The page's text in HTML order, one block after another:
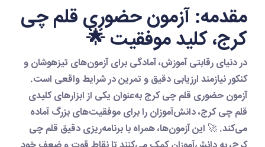
مقدمه: آزمون حضوری قلم چی
کرج، کلید موفقیت 🌟
در دنیای رقابتی آموزش، آمادگی برای آزمون‌های تیزهوشان و
کنکور نیازمند ارزیابی دقیق و تمرین در شرایط واقعی است.
آزمون حضوری قلم چی کرجبه‌عنوان یکی از ابزارهای کلیدی
قلم چی کرج، دانش‌آموزان را برای موفقیت‌های بزرگ آماده
می‌کند. 🚀 این آزمون‌ها، همراه بابرنامه‌ریزی دقیق قلم چی